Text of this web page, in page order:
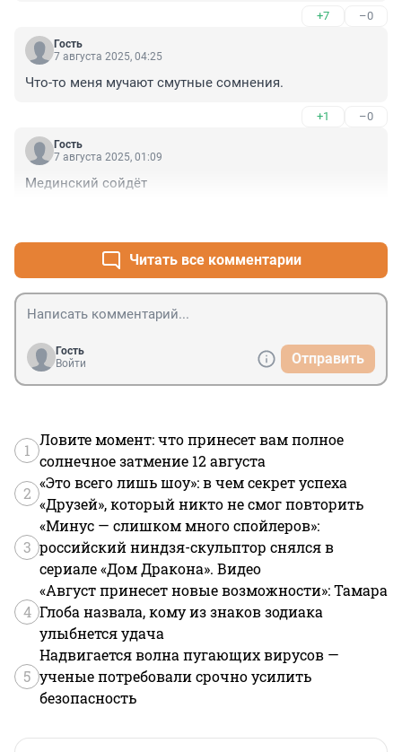
+7 –0
Гость
7 августа 2025, 04:25
Что-то меня мучают смутные сомнения.
+1 –0
Гость
7 августа 2025, 01:09
Мединский сойдёт
Читать все комментарии
Гость
Войти
Отправить
1
Ловите момент: что принесет вам полное
солнечное затмение 12 августа
2
«Это всего лишь шоу»: в чем секрет успеха
«Друзей», который никто не смог повторить
3
«Минус — слишком много спойлеров»:
российский ниндзя-скульптор снялся в
сериале «Дом Дракона». Видео
4
«Август принесет новые возможности»: Тамара
Глоба назвала, кому из знаков зодиака
улыбнется удача
5
Надвигается волна пугающих вирусов —
ученые потребовали срочно усилить
безопасность